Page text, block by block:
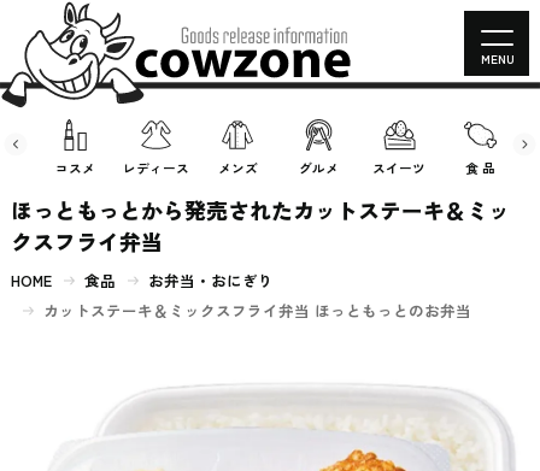
コスメ レディース メンズ グルメ スイーツ 食 品
MENU
ほっともっとから発売されたカットステーキ＆ミッ
クスフライ弁当
HOME 食品
お弁当・おにぎり
カットステーキ＆ミックスフライ弁当 ほっともっとのお弁当